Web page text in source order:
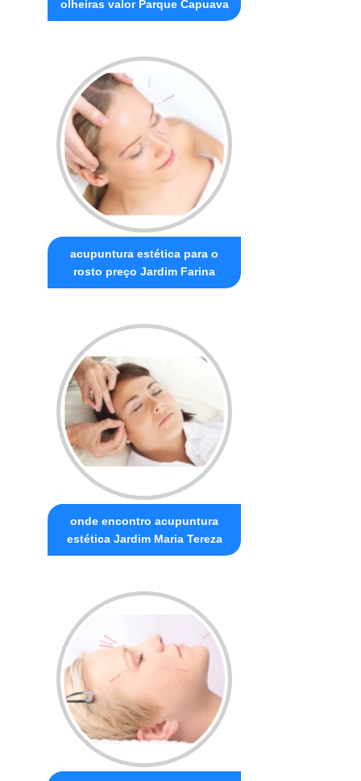
olheiras valor Parque Capuava
acupuntura estética para o
rosto preço Jardim Farina
onde encontro acupuntura
estética Jardim Maria Tereza